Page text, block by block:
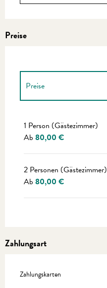
Preise
Preise
1 Person (Gästezimmer)
Ab 80,00 €
2 Personen (Gästezimmer)
Ab 80,00 €
Zahlungsart
Zahlungskarten